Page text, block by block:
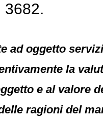
3682.
ad oggetto
la
e al valore
ragioni del